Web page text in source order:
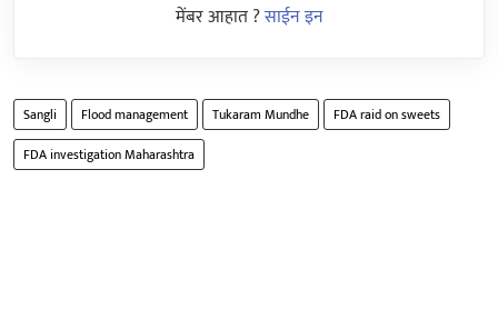
मेंबर आहात ?साईन इन
Sangli Flood management Tukaram Mundhe
FDA raid on sweets
FDA investigation Maharashtra